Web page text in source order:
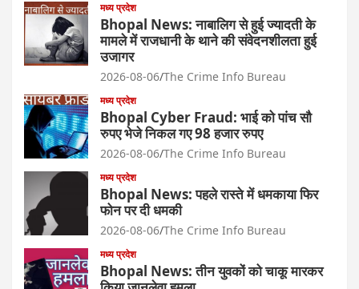
मध्य प्रदेश
Bhopal News: नाबालिग से हुई ज्यादती के
मामले में राजधानी के थाने की संवेदनशीलता हुई
उजागर
2026-08-06 The Crime Info Bureau
मध्य प्रदेश
Bhopal Cyber Fraud: भाई को पांच सौ
रुपए भेजे निकल गए 98 हजार रुपए
2026-08-06 The Crime Info Bureau
मध्य प्रदेश
Bhopal News: पहले रास्ते में धमकाया फिर
फोन पर दी धमकी
2026-08-06 The Crime Info Bureau
मध्य प्रदेश
Bhopal News: तीन युवकों को चाकू मारकर